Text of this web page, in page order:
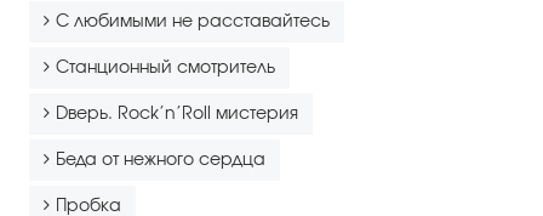
С любимыми не расставайтесь
Станционный смотритель
Dверь. Rock’n’Roll мистерия
Беда от нежного сердца
Пробка